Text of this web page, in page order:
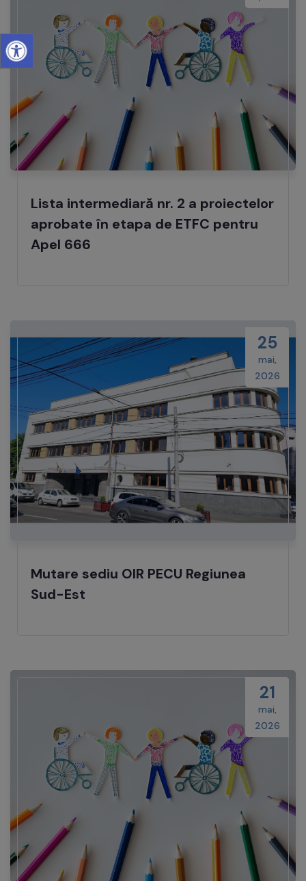
Lista intermediară nr. 2 a proiectelor
aprobate în etapa de ETFC pentru
Apel 666
25
mai,
2026
Mutare sediu OIR PECU Regiunea
Sud-Est
21
mai,
2026